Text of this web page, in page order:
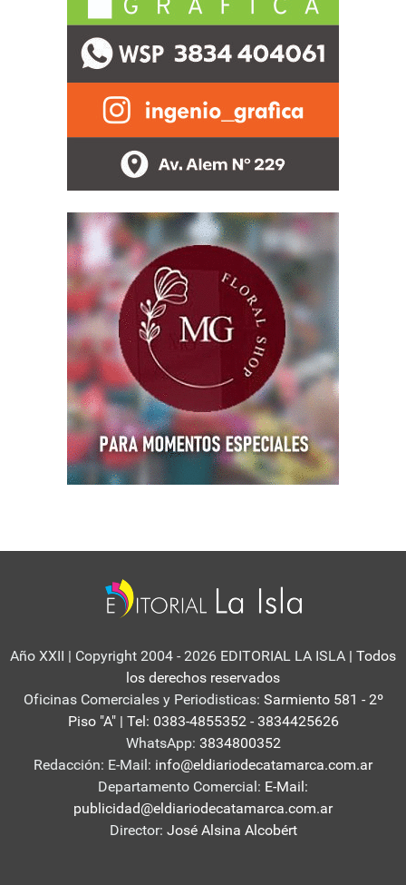
Año XXII | Copyright 2004 - 2026 EDITORIAL LA ISLA | Todos
los derechos reservados
Oficinas Comerciales y Periodisticas: Sarmiento 581 - 2º
Piso "A" | Tel: 0383-4855352 - 3834425626
WhatsApp: 3834800352
Redacción: E-Mail: info@eldiariodecatamarca.com.ar
Departamento Comercial: E-Mail:
publicidad@eldiariodecatamarca.com.ar
Director: José Alsina Alcobért